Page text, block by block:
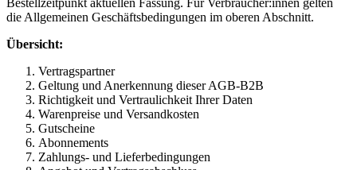
Bestellzeitpunkt aktuellen Fassung. Für Verbraucher:innen gelten
die Allgemeinen Geschäftsbedingungen im oberen Abschnitt.
Übersicht:
Vertragspartner
Geltung und Anerkennung dieser AGB-B2B
Richtigkeit und Vertraulichkeit Ihrer Daten
Warenpreise und Versandkosten
Gutscheine
Abonnements
Zahlungs- und Lieferbedingungen